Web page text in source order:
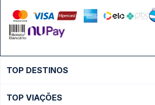
TOP DESTINOS
TOP VIAÇÕES